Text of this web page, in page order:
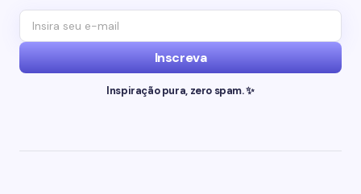
Inscreva
Inspiração pura, zero spam. ✨